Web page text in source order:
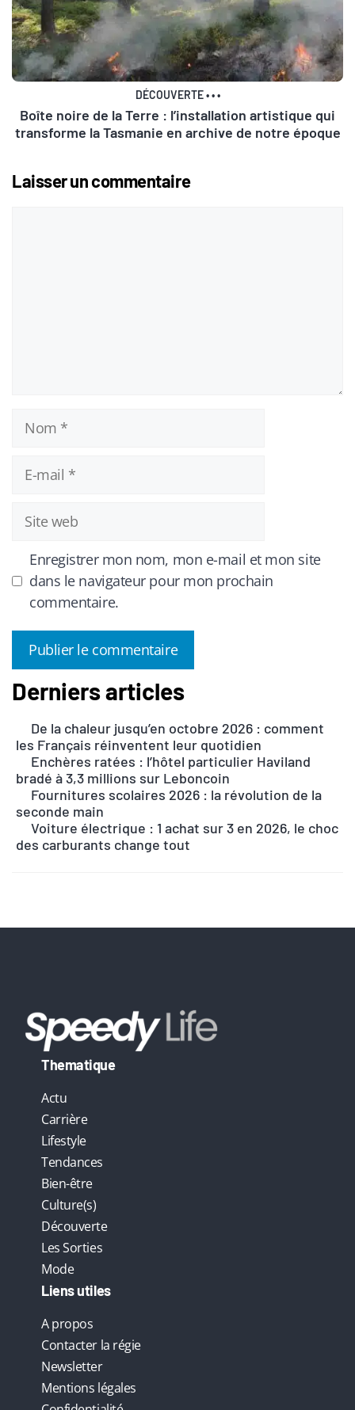
DÉCOUVERTE•••
Boîte noire de la Terre : l’installation artistique qui
transforme la Tasmanie en archive de notre époque
Laisser un commentaire
Nom
mail
Site
web
Enregistrer mon nom, mon e-mail et mon site
dans le navigateur pour mon prochain
commentaire.
A
e
r
a
Derniers articles
De la chaleur jusqu’en octobre 2026 : comment
les Français réinventent leur quotidien
Enchères ratées : l’hôtel particulier Haviland
bradé à 3,3 millions sur Leboncoin
Fournitures scolaires 2026 : la révolution de la
seconde main
Voiture électrique : 1 achat sur 3 en 2026, le choc
des carburants change tout
Thematique
Actu
Carrière
Lifestyle
Tendances
Bien-être
Culture(s)
Découverte
Les Sorties
Mode
Liens utiles
A propos
Contacter la régie
Newsletter
Mentions légales